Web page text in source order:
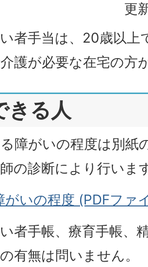
更
者手当は、20歳以上
護が必要な在宅の方
きる人
障がいの程度は別紙
の診断により行いま
がいの程度 (PDFファ
者手帳、療育手帳、
有無は問いません。